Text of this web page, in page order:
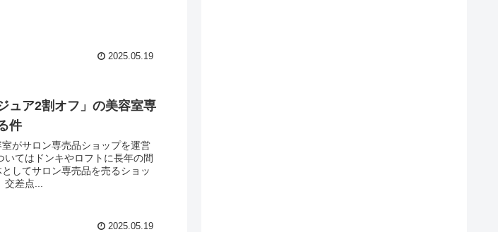
2025.05.19
ュア2割オフ」の美容室専
件
がサロン専売品ショップを運営
てはドンキやロフトに長年の間
してサロン専売品を売るショッ
差点...
2025.05.19